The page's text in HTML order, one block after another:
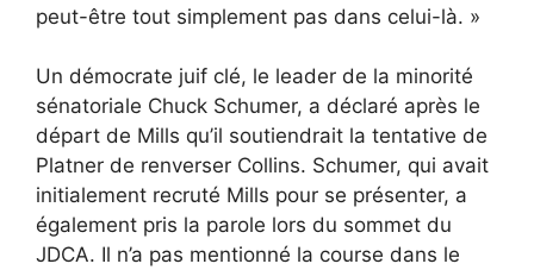
peut-être tout simplement pas dans celui-là. »
Un démocrate juif clé, le leader de la minorité
sénatoriale Chuck Schumer, a déclaré après le
départ de Mills qu’il soutiendrait la tentative de
Platner de renverser Collins. Schumer, qui avait
initialement recruté Mills pour se présenter, a
également pris la parole lors du sommet du
JDCA. Il n’a pas mentionné la course dans le